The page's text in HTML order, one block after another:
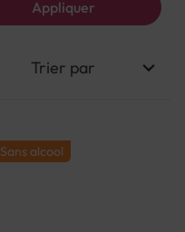
Sans alcool
Appliquer